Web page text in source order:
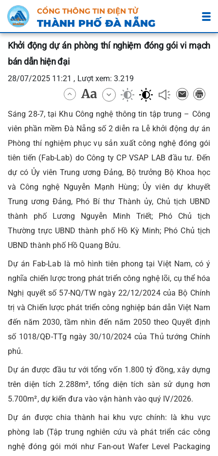
CỔNG THÔNG TIN ĐIỆN TỬ
THÀNH PHỐ ĐÀ NẴNG
Khởi động dự án phòng thí nghiệm đóng gói vi mạch
bán dẫn hiện đại
28/07/2025 11:21 , Lượt xem: 3.219
Sáng 28-7, tại Khu Công nghệ thông tin tập trung – Công
viên phần mềm Đà Nẵng số 2 diễn ra Lễ khởi động dự án
Phòng thí nghiệm phục vụ sản xuất công nghệ đóng gói
tiên tiến (Fab-Lab) do Công ty CP VSAP LAB đầu tư. Đến
dự có Ủy viên Trung ương Đảng, Bộ trưởng Bộ Khoa học
và Công nghệ Nguyễn Mạnh Hùng; Ủy viên dự khuyết
Trung ương Đảng, Phó Bí thư Thành ủy, Chủ tịch UBND
thành phố Lương Nguyễn Minh Triết; Phó Chủ tịch
Thường trực UBND thành phố Hồ Kỳ Minh; Phó Chủ tịch
UBND thành phố Hồ Quang Bửu.
Dự án Fab-Lab là mô hình tiên phong tại Việt Nam, có ý
nghĩa chiến lược trong phát triển công nghệ lõi, cụ thể hóa
Nghị quyết số 57-NQ/TW ngày 22/12/2024 của Bộ Chính
trị và Chiến lược phát triển công nghiệp bán dẫn Việt Nam
đến năm 2030, tầm nhìn đến năm 2050 theo Quyết định
số 1018/QĐ-TTg ngày 30/10/2024 của Thủ tướng Chính
phủ.
Dự án được đầu tư với tổng vốn 1.800 tỷ đồng, xây dựng
trên diện tích 2.288m², tổng diện tích sàn sử dụng hơn
5.700m², dự kiến đưa vào vận hành vào quý IV/2026.
Dự án được chia thành hai khu vực chính: là khu vực
phòng lab (Tập trung nghiên cứu và phát triển các công
nghệ đóng gói mới như Fan-out Wafer Level Packaging